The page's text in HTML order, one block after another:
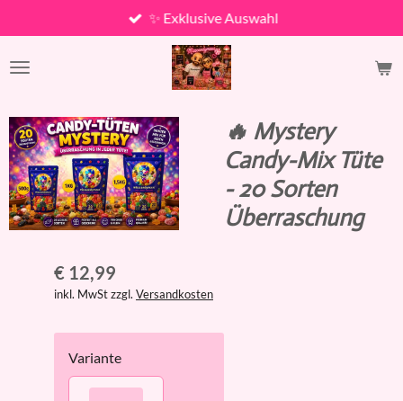
Hauptinhalt
springen
✨ Exklusive Auswahl
🔥 Mystery
Candy-Mix Tüte
- 20 Sorten
Überraschung
€ 12,99
inkl. MwSt zzgl. Versandkosten
Variante